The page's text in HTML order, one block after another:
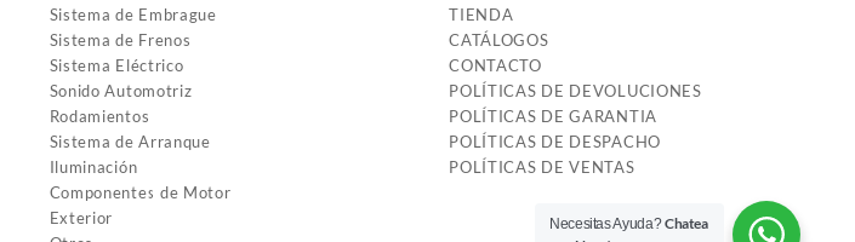
Sistema de Embrague
Sistema de Frenos
Sistema Eléctrico
Sonido Automotriz
Rodamientos
Sistema de Arranque
Iluminación
Componentes de Motor
Exterior
TIENDA
CATÁLOGOS
CONTACTO
POLÍTICAS DE DEVOLUCIONES
POLÍTICAS DE GARANTIA
POLÍTICAS DE DESPACHO
POLÍTICAS DE VENTAS
Necesitas Ayuda?Chatea